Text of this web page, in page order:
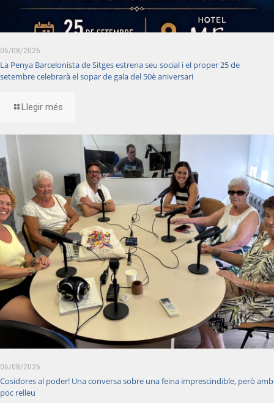
06/08/2026
La Penya Barcelonista de Sitges estrena seu social i el proper 25 de
setembre celebrarà el sopar de gala del 50è aniversari
Llegir més
06/08/2026
Cosidores al poder! Una conversa sobre una feina imprescindible, però amb
poc relleu